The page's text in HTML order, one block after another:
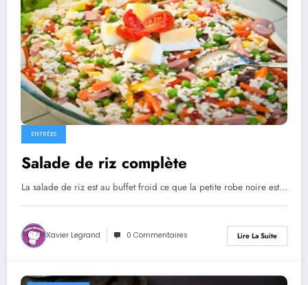
ENTRÉES
Salade de riz complète
La salade de riz est au buffet froid ce que la petite robe noire est…
Xavier Legrand 0 Commentaires Lire La Suite